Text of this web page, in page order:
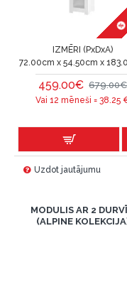
IZMĒRI (PxDxA)
72.00cm x 54.50cm x
459.00€ 679.00€
Vai 12 mēneši =38.25
Uzdot jautājumu
MODULIS AR 2
(ALPINE